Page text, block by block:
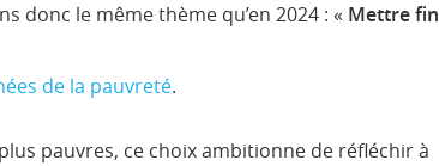
donc le même thème qu’en 2024 : « Mettre fin
de la pauvreté.
pauvres, ce choix ambitionne de réfléchir à